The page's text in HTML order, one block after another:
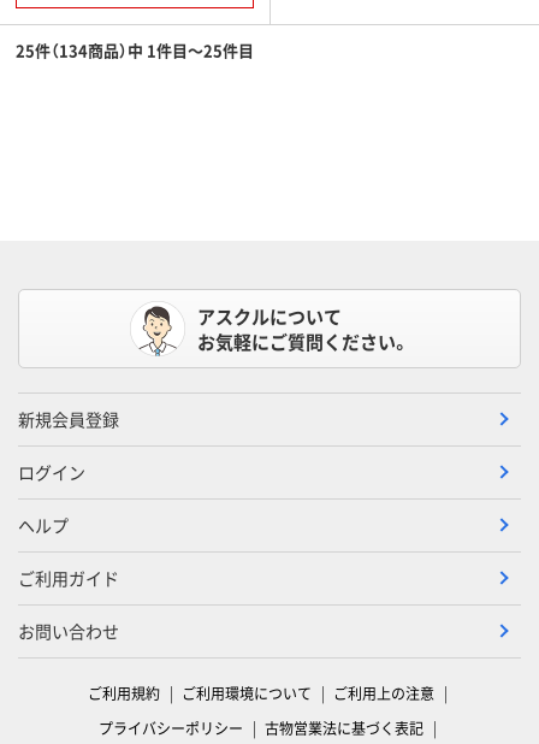
25件（134商品）中 1件目～25件目
アスクルについて
お気軽にご質問ください。
新規会員登録
ログイン
ヘルプ
ご利用ガイド
お問い合わせ
ご利用規約 ご利用環境について
ご利用上の注意
プライバシーポリシー
古物営業法に基づく表記